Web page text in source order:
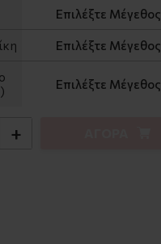
Επιλέξτε Μέγεθος
Επιλέξτε Μέγεθος
Επιλέξτε Μέγεθος
+